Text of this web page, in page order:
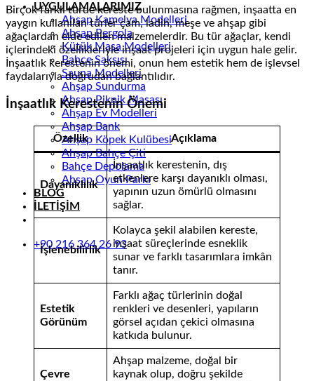
UYGULAMALARIMIZ
Ahşap Kamelya Modelleri
Ahşap Pergola
Kütük Masa Modelleri
Bahçe Saksısı
Sauna Modelleri
Ahşap Sundurma
Ahşap Piknik Masası
Ahşap Ev Modelleri
Ahşap Bank
Ahşap Köpek Kulübesi
Ahşap Bahçe Çiti
Bahçe Depolama
Ahşap Oyun Parkı
BLOG
İLETİŞİM
+90 216 364 26 93
Birçok farklı türde kereste bulunmasına rağmen, inşaatta en
yaygın kullanılan türler çam, ladin, meşe ve ahşap gibi
ağaçlardan elde edilen malzemelerdir. Bu tür ağaçlar, kendi
içlerindeki özellikleriyle inşaat projeleri için uygun hale gelir.
İnşaatlık kerestenin önemi, onun hem estetik hem de işlevsel
faydalarıyla doğrudan bağlantılıdır.
İnşaatlık Kerestenin Önemi
Özellik Açıklama
Dayanıklılık
İnşaatlık kerestenin, dış
etkenlere karşı dayanıklı olması,
yapının uzun ömürlü olmasını
sağlar.
İşlenebilirlik
Kolayca şekil alabilen kereste,
inşaat süreçlerinde esneklik
sunar ve farklı tasarımlara imkân
tanır.
Estetik
Görünüm
Farklı ağaç türlerinin doğal
renkleri ve desenleri, yapıların
görsel açıdan çekici olmasına
katkıda bulunur.
Çevre
Ahşap malzeme, doğal bir
kaynak olup, doğru şekilde